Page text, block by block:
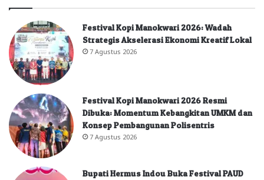
Festival Kopi Manokwari 2026: Wadah
Strategis Akselerasi Ekonomi Kreatif Lokal
7 Agustus 2026
Festival Kopi Manokwari 2026 Resmi
Dibuka: Momentum Kebangkitan UMKM dan
Konsep Pembangunan Polisentris
7 Agustus 2026
Bupati Hermus Indou Buka Festival PAUD